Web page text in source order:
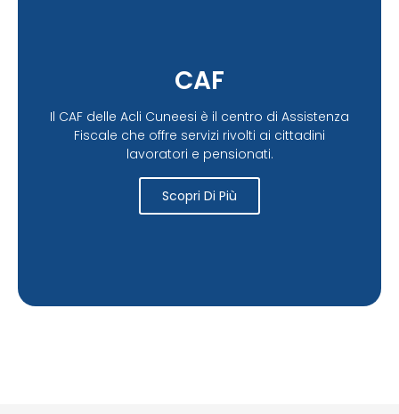
CAF
Il CAF delle Acli Cuneesi è il centro di Assistenza
Fiscale che offre servizi rivolti ai cittadini
lavoratori e pensionati.
Scopri Di Più